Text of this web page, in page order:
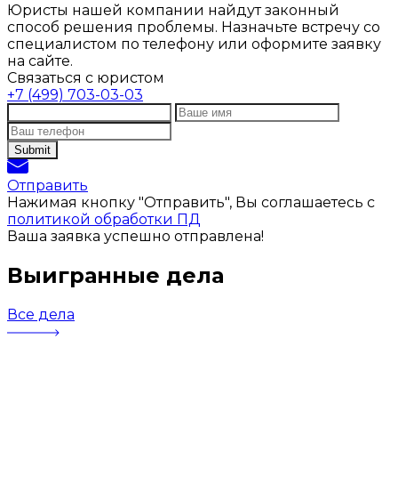
Юристы нашей компании найдут законный
способ решения проблемы. Назначьте встречу со
специалистом по телефону или оформите заявку
на сайте.
Связаться с юристом
+7 (499) 703-03-03
Отправить
Нажимая кнопку "Отправить", Вы соглашаетесь с
политикой обработки ПД
Ваша заявка успешно отправлена!
Выигранные дела
Все дела